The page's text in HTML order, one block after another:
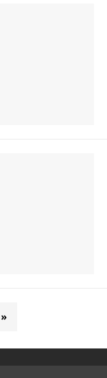
»